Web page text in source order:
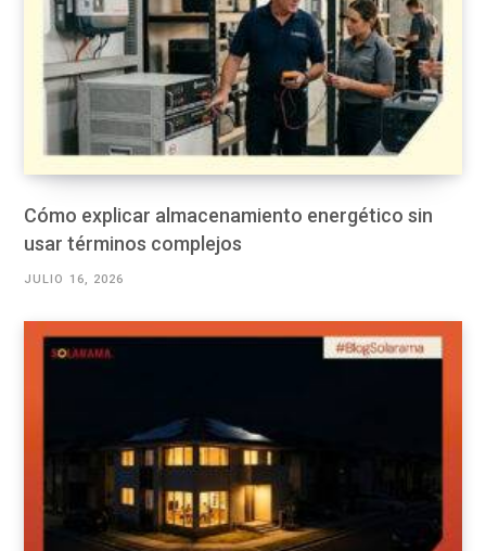
Cómo explicar almacenamiento energético sin
usar términos complejos
JULIO 16, 2026